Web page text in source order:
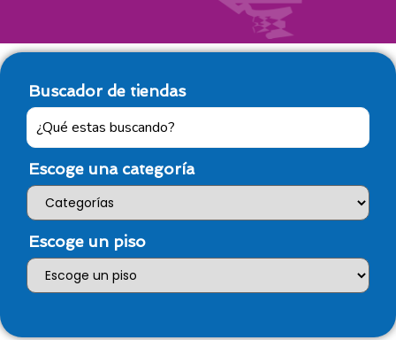
Buscador de tiendas
Escoge una categoría
Escoge un piso